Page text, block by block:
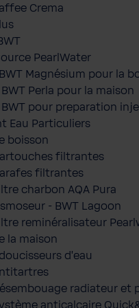
Crema
PearlWater
BWT Magnésium pour la
BWT Perla pour la maison
BWT pour preparation
Eau Particuliers
boisson
filtrantes
filtrantes
charbon AQA Pura
- BWT Lagoon
reminéralisateur
la maison
d'eau
radiateur et
anticalcaire